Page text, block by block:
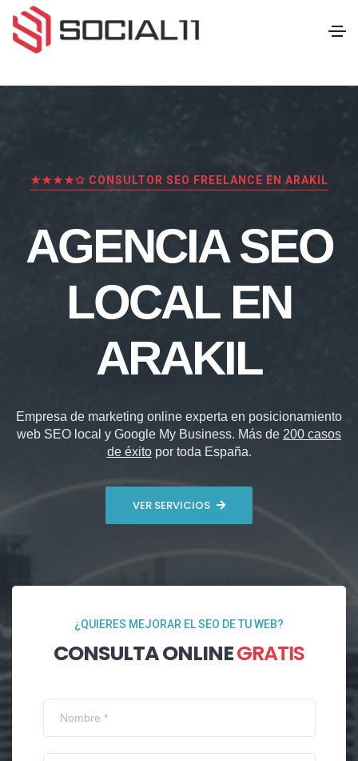
★★★★✩ CONSULTOR SEO FREELANCE EN ARAKIL
AGENCIA SEO
LOCAL EN
ARAKIL
Empresa de marketing online experta en posicionamiento
web SEO local y Google My Business. Más de 200 casos
de éxitopor toda España.
VER SERVICIOS
¿QUIERES MEJORAR EL SEO DE TU WEB?
CONSULTA ONLINEGRATIS